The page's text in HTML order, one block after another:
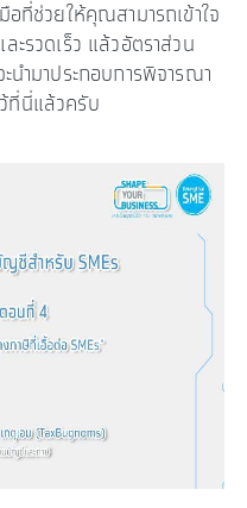
อที่ช่วยให้คุณสามารถเข้าใจ
ะรวดเร็ว แล้วอัตราส่วน
ะนำมาประกอบการพิจารณา
ที่นี่แล้วครับ